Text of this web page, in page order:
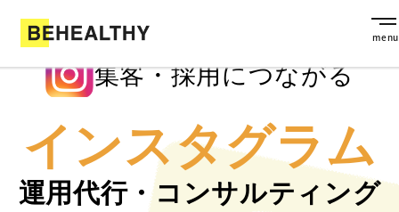
集客・採用につながる
インスタグラム
運用代行・コンサルティング